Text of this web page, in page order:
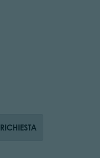
RICHIESTA